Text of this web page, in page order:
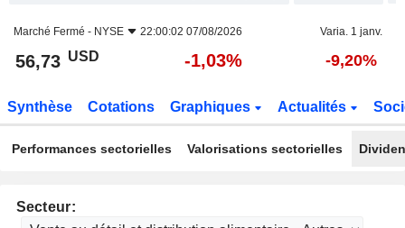
Marché Fermé - NYSE 22:00:02 07/08/2026 Varia. 1 janv.
56,73 USD -1,03% -9,20%
Synthèse Cotations Graphiques Actualités
Performances sectorielles Valorisations sectorielles
Secteur: